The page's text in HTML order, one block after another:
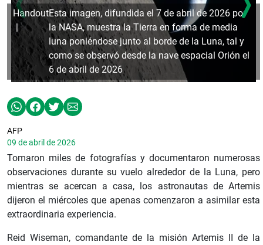
Esta imagen, difundida el 7 de abril de 2026 por
la NASA, muestra la Tierra en forma de media
luna poniéndose junto al borde de la Luna, tal y
como se observó desde la nave espacial Orión el
6 de abril de 2026
Handout
AFP
09 de abril de 2026
Tomaron miles de fotografías y documentaron numerosas
observaciones durante su vuelo alrededor de la Luna, pero
mientras se acercan a casa, los astronautas de Artemis
dijeron el miércoles que apenas comenzaron a asimilar esta
extraordinaria experiencia.
Reid Wiseman, comandante de la misión Artemis II de la